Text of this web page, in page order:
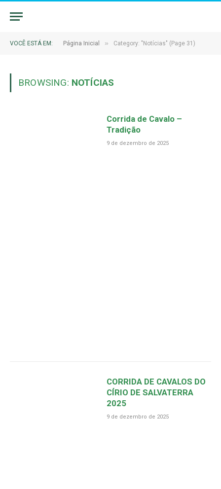
VOCÊ ESTÁ EM: Página Inicial » Category: "Notícias" (Page 31)
BROWSING: NOTÍCIAS
Corrida de Cavalo –
Tradição
9 de dezembro de 2025
CORRIDA DE CAVALOS DO
CÍRIO DE SALVATERRA
2025
9 de dezembro de 2025